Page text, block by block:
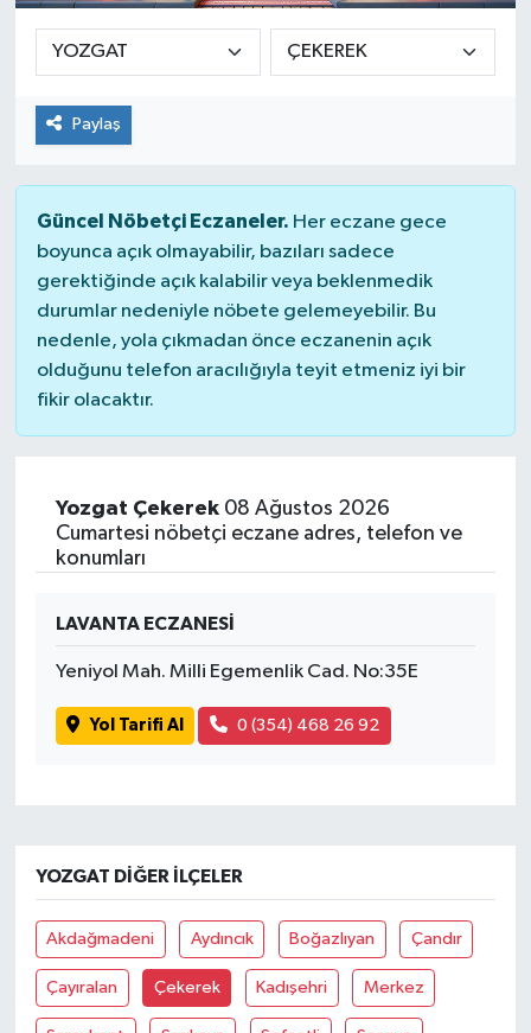
Paylaş
Güncel Nöbetçi Eczaneler. Her eczane gece
boyunca açık olmayabilir, bazıları sadece
gerektiğinde açık kalabilir veya beklenmedik
durumlar nedeniyle nöbete gelemeyebilir. Bu
nedenle, yola çıkmadan önce eczanenin açık
olduğunu telefon aracılığıyla teyit etmeniz iyi bir
fikir olacaktır.
Yozgat Çekerek08 Ağustos 2026
Cumartesi nöbetçi eczane adres, telefon ve
konumları
LAVANTA ECZANESİ
Yeniyol Mah. Milli Egemenlik Cad. No:35E
Yol Tarifi Al 0 (354) 468 26 92
YOZGAT DIĞER İLÇELER
Akdağmadeni Aydıncık Boğazlıyan Çandır
Çayıralan Çekerek Kadışehri Merkez